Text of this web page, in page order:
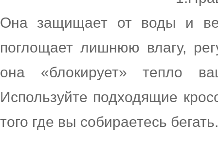
Она защищает от воды и
поглощает лишнюю влагу,
она «блокирует» тепло
Используйте подходящие
того где вы собираетесь бегать.